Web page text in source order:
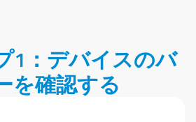
1：デバイスのバ
を確認する